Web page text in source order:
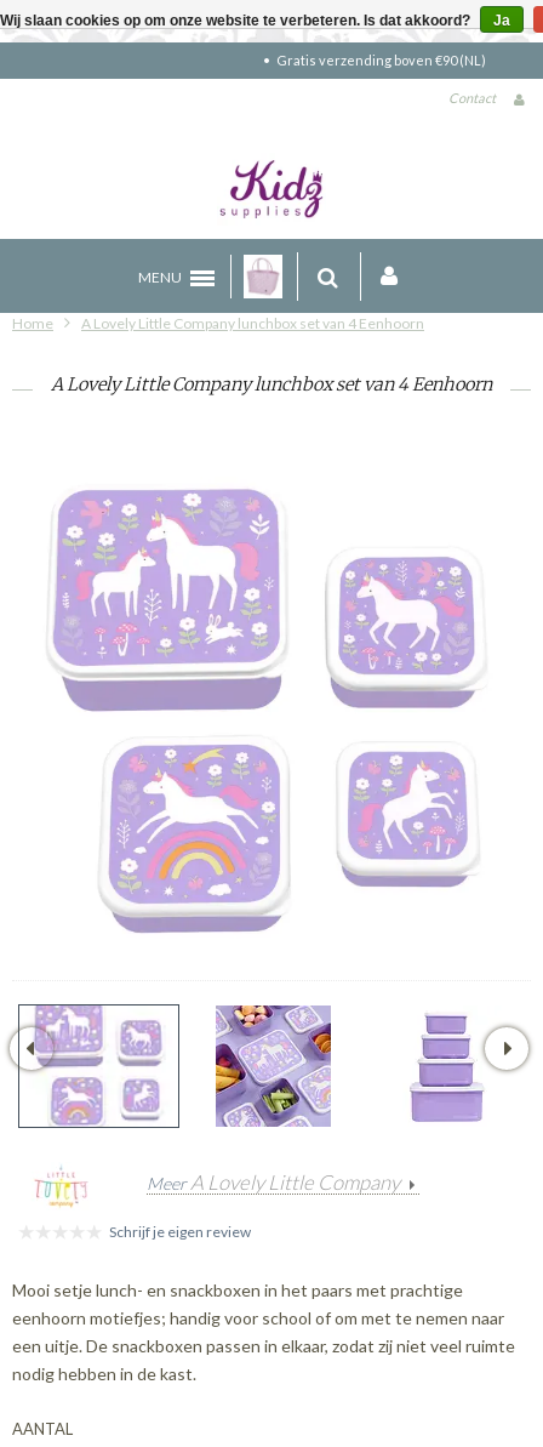
Gratis verzending boven €90 (NL)
Contact
MENU
Home A Lovely Little Company lunchbox set van 4 Eenhoorn
A Lovely Little Company lunchbox set van 4 Eenhoorn
MeerA Lovely Little Company
Schrijf je eigen review
Mooi setje lunch- en snackboxen in het paars met prachtige
eenhoorn motiefjes; handig voor school of om met te nemen naar
een uitje. De snackboxen passen in elkaar, zodat zij niet veel ruimte
nodig hebben in de kast.
AANTAL
Wij slaan cookies op om onze website te verbeteren. Is dat akkoord? Ja